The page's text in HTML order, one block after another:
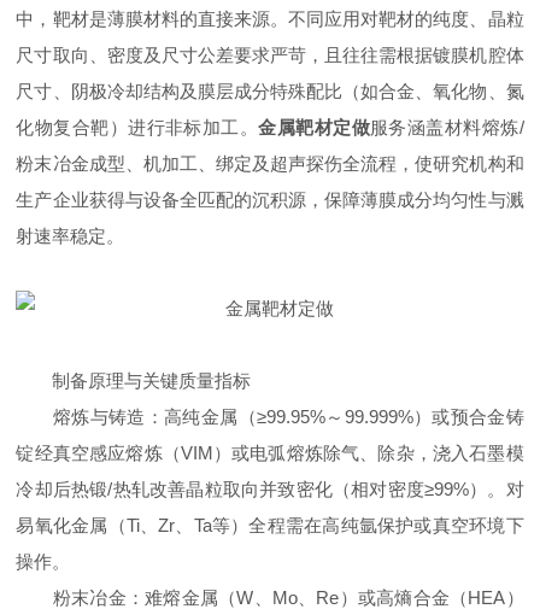
中，靶材是薄膜材料的直接来源。不同应用对靶材的纯度、晶粒
尺寸取向、密度及尺寸公差要求严苛，且往往需根据镀膜机腔体
尺寸、阴极冷却结构及膜层成分特殊配比（如合金、氧化物、氮
化物复合靶）进行非标加工。金属靶材定做服务涵盖材料熔炼/
粉末冶金成型、机加工、绑定及超声探伤全流程，使研究机构和
生产企业获得与设备全匹配的沉积源，保障薄膜成分均匀性与溅
射速率稳定。
制备原理与关键质量指标
熔炼与铸造：高纯金属（≥99.95%～99.999%）或预合金铸
锭经真空感应熔炼（VIM）或电弧熔炼除气、除杂，浇入石墨模
冷却后热锻/热轧改善晶粒取向并致密化（相对密度≥99%）。对
易氧化金属（Ti、Zr、Ta等）全程需在高纯氩保护或真空环境下
操作。
粉末冶金：难熔金属（W、Mo、Re）或高熵合金（HEA）